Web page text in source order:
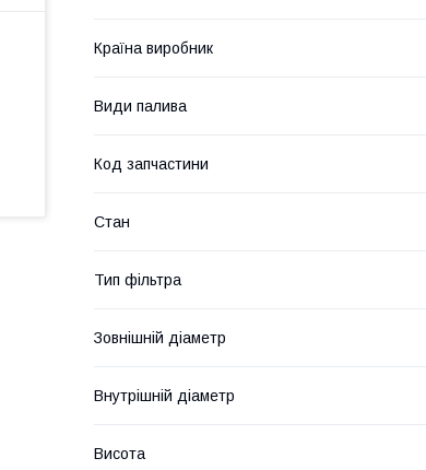
Країна виробник
Види палива
Код запчастини
Стан
Тип фільтра
Зовнішній діаметр
Внутрішній діаметр
Висота